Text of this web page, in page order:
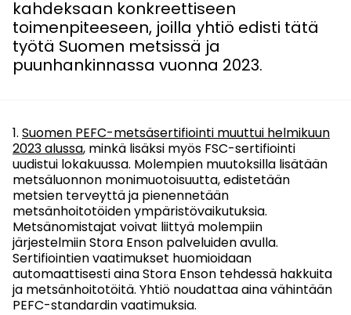
kahdeksaan konkreettiseen
toimenpiteeseen, joilla yhtiö edisti tätä
työtä Suomen metsissä ja
puunhankinnassa vuonna 2023.
Suomen PEFC-metsäsertifiointi muuttui helmikuun
2023 alussa, minkä lisäksi myös FSC-sertifiointi
uudistui lokakuussa. Molempien muutoksilla lisätään
metsäluonnon monimuotoisuutta, edistetään
metsien terveyttä ja pienennetään
metsänhoitotöiden ympäristövaikutuksia.
Metsänomistajat voivat liittyä molempiin
järjestelmiin Stora Enson palveluiden avulla.
Sertifiointien vaatimukset huomioidaan
automaattisesti aina Stora Enson tehdessä hakkuita
ja metsänhoitotöitä. Yhtiö noudattaa aina vähintään
PEFC-standardin vaatimuksia.